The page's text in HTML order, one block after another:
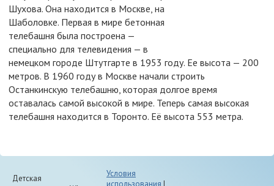
Шухова. Она находится в Москве, на
Шаболовке. Первая в мире бетонная
телебашня была построена —
специально для телевидения — в
немецком городе Штутгарте в 1953 году. Ее высота — 200
метров. В 1960 году в Москве начали строить
Останкинскую телебашню, которая долгое время
оставалась самой высокой в мире. Теперь самая высокая
телебашня находится в Торонто. Её высота 553 метра.
Детская
Условия
использования |